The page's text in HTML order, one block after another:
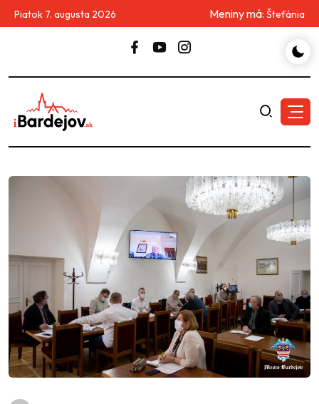
Piatok 7. augusta 2026 Meniny má: Štefánia